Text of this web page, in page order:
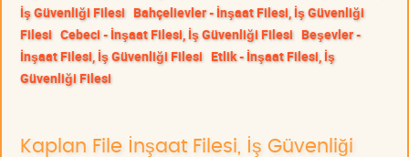
İş Güvenliği Filesi Bahçelievler - İnşaat Filesi, İş Güvenliği
Filesi Cebeci - İnşaat Filesi, İş Güvenliği Filesi Beşevler -
İnşaat Filesi, İş Güvenliği Filesi Etlik - İnşaat Filesi, İş
Güvenliği Filesi
Kaplan File İnşaat Filesi, İş Güvenliği